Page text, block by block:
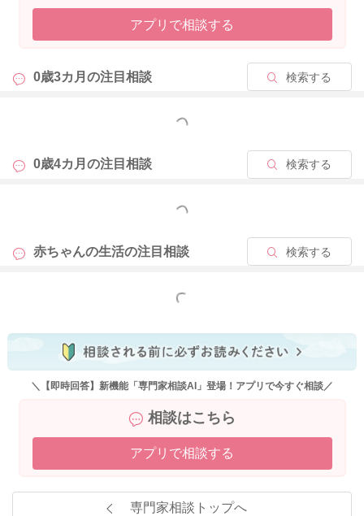
すよ。
て、また様子を見てちょこちょこと遊んでもらうのもいいです
よ。
どうぞよろしくお願いします。
アプリで相談する
0歳3カ月の注目相談 検索する
もっと見る
0歳4カ月の注目相談 検索する
もっと見る
赤ちゃんの生活の注目相談 検索する
もっと見る
＼【即時回答】新機能「専門家相談AI」登場！アプリで今すぐ相談／
相談はこちら
アプリで相談する
専門家相談トップへ